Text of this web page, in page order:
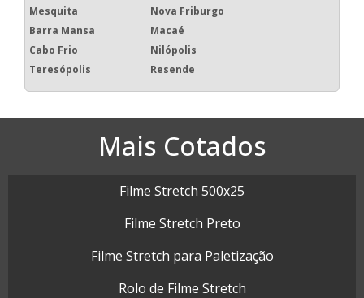
Mesquita
Nova Friburgo
Barra Mansa
Macaé
Cabo Frio
Nilópolis
Teresópolis
Resende
Mais Cotados
Filme Stretch 500x25
Filme Stretch Preto
Filme Stretch para Paletização
Rolo de Filme Stretch